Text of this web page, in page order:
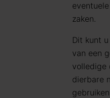
zaken.
Dit kunt
van een
volledige
dierbare